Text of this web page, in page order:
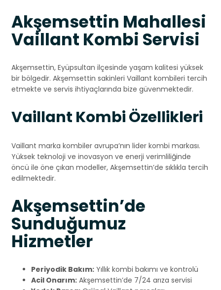
Akşemsettin Mahallesi
Vaillant Kombi Servisi
Akşemsettin, Eyüpsultan ilçesinde yaşam kalitesi yüksek
bir bölgedir. Akşemsettin sakinleri Vaillant kombileri tercih
etmekte ve servis ihtiyaçlarında bize güvenmektedir.
Vaillant Kombi Özellikleri
Vaillant marka kombiler avrupa’nın lider kombi markası.
Yüksek teknoloji ve inovasyon ve enerji verimliliğinde
öncü ile öne çıkan modeller, Akşemsettin’de sıklıkla tercih
edilmektedir.
Akşemsettin’de
Sunduğumuz
Hizmetler
Periyodik Bakım: Yıllık kombi bakımı ve kontrolü
Acil Onarım: Akşemsettin’de 7/24 arıza servisi